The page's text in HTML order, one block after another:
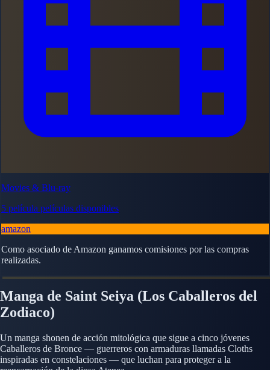
Movies & Blu-ray
5 película películas disponibles
amazon
Como asociado de Amazon ganamos comisiones por las compras
realizadas.
Manga de Saint Seiya (Los Caballeros del
Zodiaco)
Un manga shonen de acción mitológica que sigue a cinco jóvenes
Caballeros de Bronce — guerreros con armaduras llamadas Cloths
inspiradas en constelaciones — que luchan para proteger a la